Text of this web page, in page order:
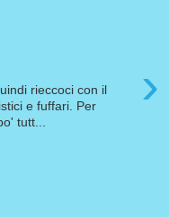
›
rieccoci con il
e fuffari. Per
tutt...